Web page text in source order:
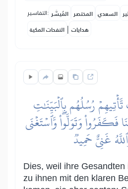
التفاسير: المُيسَّر المختصر السعدي
النفحات المكية | هدايات
رُسُلُهُم بِٱلۡبَيِّنَٰتِ
فَكَفَرُواْ وَتَوَلَّواْۖ وَّٱسۡتَغۡنَى
غَنِيٌّ حَمِيدٞ
Dies, weil ihre
zu ihnen mit den klaren